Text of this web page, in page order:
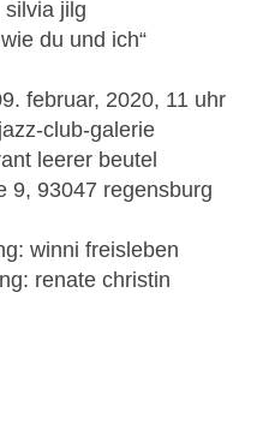
silvia jilg
du und ich“
februar, 2020, 11 uhr
club-galerie
leerer beutel
9, 93047 regensburg
winni freisleben
renate christin